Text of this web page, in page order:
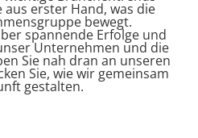
aus erster Hand, was die
bewegt.
spannende Erfolge und
Unternehmen und die
Sie nah dran an unseren
Sie, wie wir gemeinsam
gestalten.